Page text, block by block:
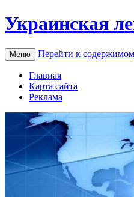
Украинская
Меню Перейти к
Главная
Карта сайта
Реклама